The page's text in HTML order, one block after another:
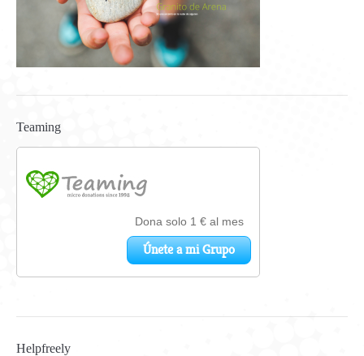
Teaming
Helpfreely